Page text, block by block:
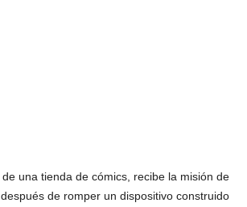
una tienda de cómics, recibe la misión de
de romper un dispositivo construido